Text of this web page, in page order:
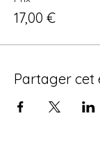
17,00 €
Partager cet